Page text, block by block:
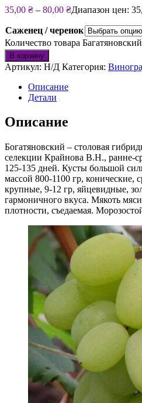
35,00 ₴ – 80,00 ₴Диапазон цен:
Саженец / черенок
Количество товара Багатяновский
В корзину
Артикул: Н/Д Категория:
Описание
Детали
Описание
Богатяновский – столовая
селекции Крайнова В.Н., ранне-
125-135 дней. Кусты большой
массой 800-1100 гр, конические,
крупные, 9-12 гр, яйцевидные,
гармоничного вкуса. Мякоть
плотности, съедаемая.